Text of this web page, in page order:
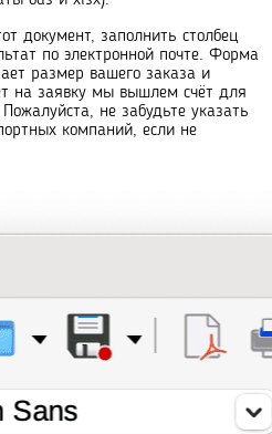
документ, заполнить столбец
по электронной почте. Форма
размер вашего заказа и
на заявку мы вышлем счёт для
не забудьте указать
ных компаний, если не